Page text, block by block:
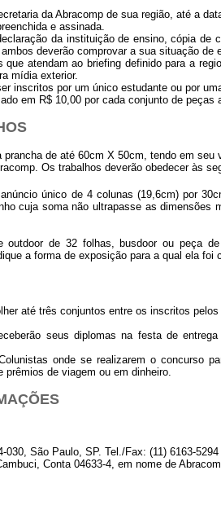
da Abracomp de sua região, até a
e assinada.
da instituição de ensino, cópia de
deverão comprovar a sua situação de
atendam ao briefing definido para a
mídia exterior.
inscritos por um único estudante ou por
em R$ 10,00 por cada conjunto de peças
de até 60cm X 50cm, tendo em
Os trabalhos deverão obedecer às
único de 4 colunas (19,6cm) por
cuja soma não ultrapasse as
de 32 folhas, busdoor ou peça
a forma de exposição para a qual ela foi
até três conjuntos entre os inscritos
seus diplomas na festa de
onde se realizarem o concurso
de viagem ou em dinheiro.
São Paulo, SP. Tel./Fax: (11) 6163-
Conta 04633-4, em nome de